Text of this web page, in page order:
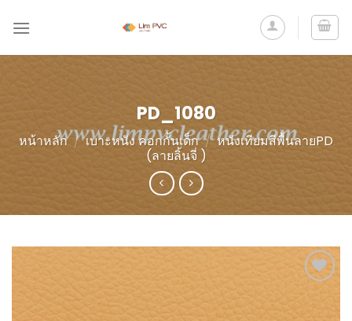
PD_1080
หน้าหลัก / เบาะหนัง คอกกั้นเด็ก / หนังเทียมสีพื้นลายPD
(ลายลิ้นจี่ )